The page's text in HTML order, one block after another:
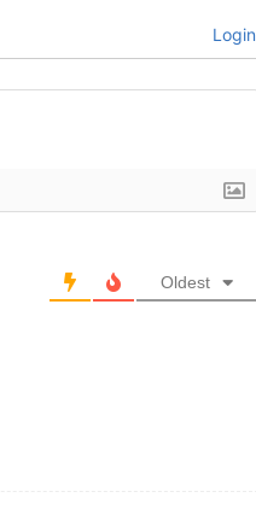
Login
Oldest